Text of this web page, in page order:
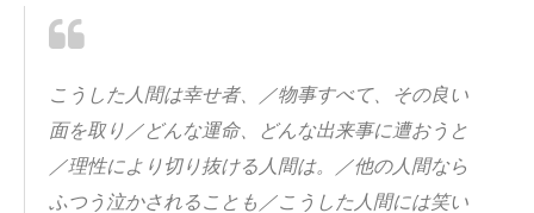
こうした人間は幸せ者、／物事すべて、その良い
面を取り／どんな運命、どんな出来事に遭おうと
／理性により切り抜ける人間は。／他の人間なら
ふつう泣かされること も／こうした人間には笑い